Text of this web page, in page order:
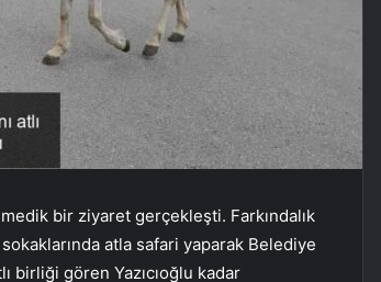
bir ziyaret gerçekleşti. Farkındalık
atla safari yaparak Belediye
birliği gören Yazıcıoğlu kadar